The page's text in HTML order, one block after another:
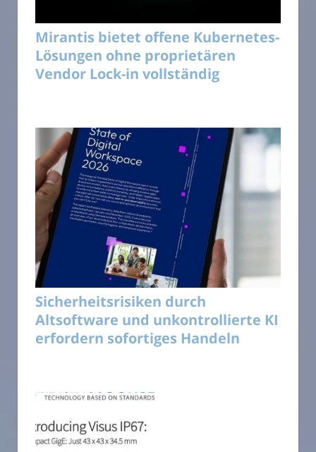
Mirantis bietet offene Kubernetes-
Lösungen ohne proprietären
Vendor Lock-in vollständig
Sicherheitsrisiken durch
Altsoftware und unkontrollierte KI
erfordern sofortiges Handeln